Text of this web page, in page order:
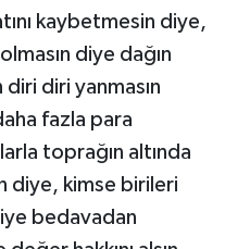
kaybetmesin diye,
diye dağın
diri yanmasın
fazla para
toprağın altında
diye, kimse birileri
bedavadan